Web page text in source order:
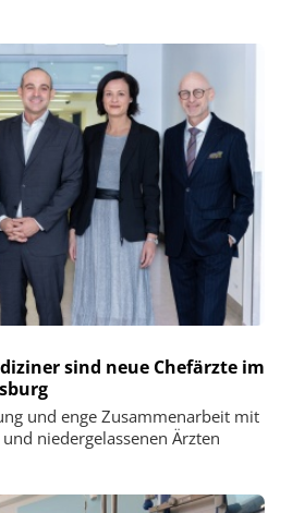
sind neue Chefärzte im
und enge Zusammenarbeit mit
niedergelassenen Ärzten